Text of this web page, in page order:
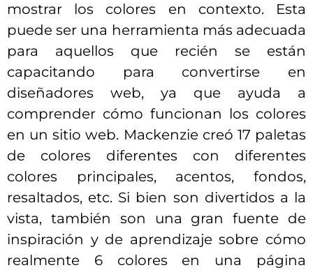
mostrar los colores en contexto. Esta
puede ser una herramienta más adecuada
para aquellos que recién se están
capacitando para convertirse en
diseñadores web, ya que ayuda a
comprender cómo funcionan los colores
en un sitio web. Mackenzie creó 17 paletas
de colores diferentes con diferentes
colores principales, acentos, fondos,
resaltados, etc. Si bien son divertidos a la
vista, también son una gran fuente de
inspiración y de aprendizaje sobre cómo
realmente 6 colores en una página